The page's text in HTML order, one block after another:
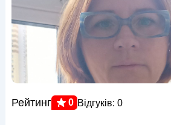
Рейтинг 0 Відгуків: 0